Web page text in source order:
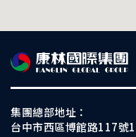
集團總部地址：
台中市西區博館路117號